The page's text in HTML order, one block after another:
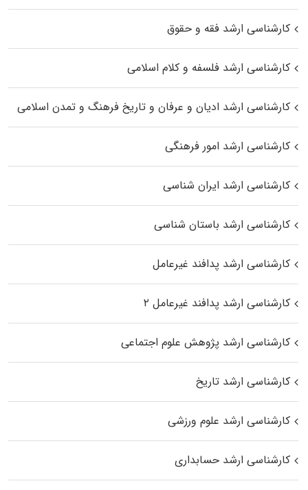
کارشناسی ارشد فقه و حقوق
کارشناسی ارشد فلسفه و کلام اسلامی
کارشناسی ارشد ادیان و عرفان و تاریخ فرهنگ و تمدن اسلامی
کارشناسی ارشد امور فرهنگی
کارشناسی ارشد ایران شناسی
کارشناسی ارشد باستان شناسی
کارشناسی ارشد پدافند غیرعامل
کارشناسی ارشد پدافند غیرعامل ۲
کارشناسی ارشد پژوهش علوم اجتماعی
کارشناسی ارشد تاریخ
کارشناسی ارشد علوم ورزشی
کارشناسی ارشد حسابداری